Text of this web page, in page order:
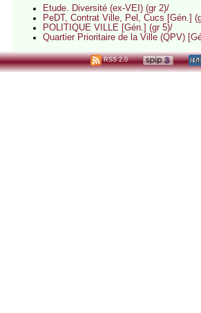
Etude. Diversité (ex-VEI) (gr 2)/
PeDT, Contrat Ville, Pel, Cucs [Gén.]
POLITIQUE VILLE [Gén.] (gr 5)/
Quartier Prioritaire de la Ville (QPV)
RSS 2.0